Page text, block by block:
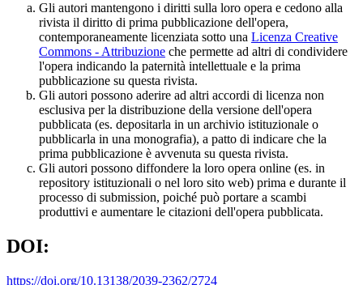
Gli autori mantengono i diritti sulla loro opera e cedono alla
rivista il diritto di prima pubblicazione dell'opera,
contemporaneamente licenziata sotto una Licenza Creative
Commons - Attribuzione che permette ad altri di condividere
l'opera indicando la paternità intellettuale e la prima
pubblicazione su questa rivista.
Gli autori possono aderire ad altri accordi di licenza non
esclusiva per la distribuzione della versione dell'opera
pubblicata (es. depositarla in un archivio istituzionale o
pubblicarla in una monografia), a patto di indicare che la
prima pubblicazione è avvenuta su questa rivista.
Gli autori possono diffondere la loro opera online (es. in
repository istituzionali o nel loro sito web) prima e durante il
processo di submission, poiché può portare a scambi
produttivi e aumentare le citazioni dell'opera pubblicata.
DOI:
https://doi.org/10.13138/2039-2362/2724